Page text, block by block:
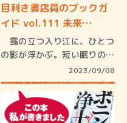
目利き書店員のブックガ
イド vol.111 未来…
靄の立つ入り江に、ひとつ
の影が浮かぶ。短い眠りの間
2023/09/08